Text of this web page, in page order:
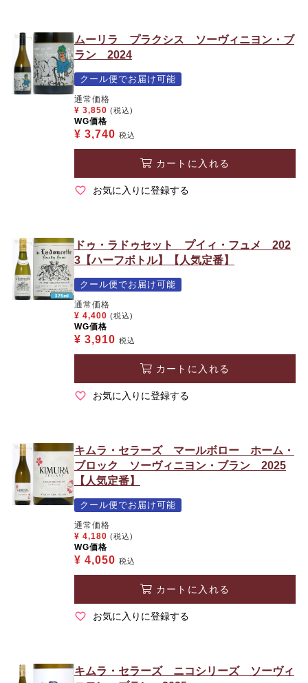
ムーリラ プラクシス ソーヴィニヨン・ブ
ラン 2024
クール便でお届け可能
通常価格
¥ 3,850 (税込)
WG価格
¥ 3,740 税込
カートに入れる
お気に入りに登録する
ドゥ・ラドゥセット プイィ・フュメ 202
3【ハーフボトル】【人気定番】
クール便でお届け可能
通常価格
¥ 4,400 (税込)
WG価格
¥ 3,910 税込
カートに入れる
お気に入りに登録する
キムラ・セラーズ マールボロー ホーム・
ブロック ソーヴィニヨン・ブラン 2025
【人気定番】
クール便でお届け可能
通常価格
¥ 4,180 (税込)
WG価格
¥ 4,050 税込
カートに入れる
お気に入りに登録する
キムラ・セラーズ ニコシリーズ ソーヴィ